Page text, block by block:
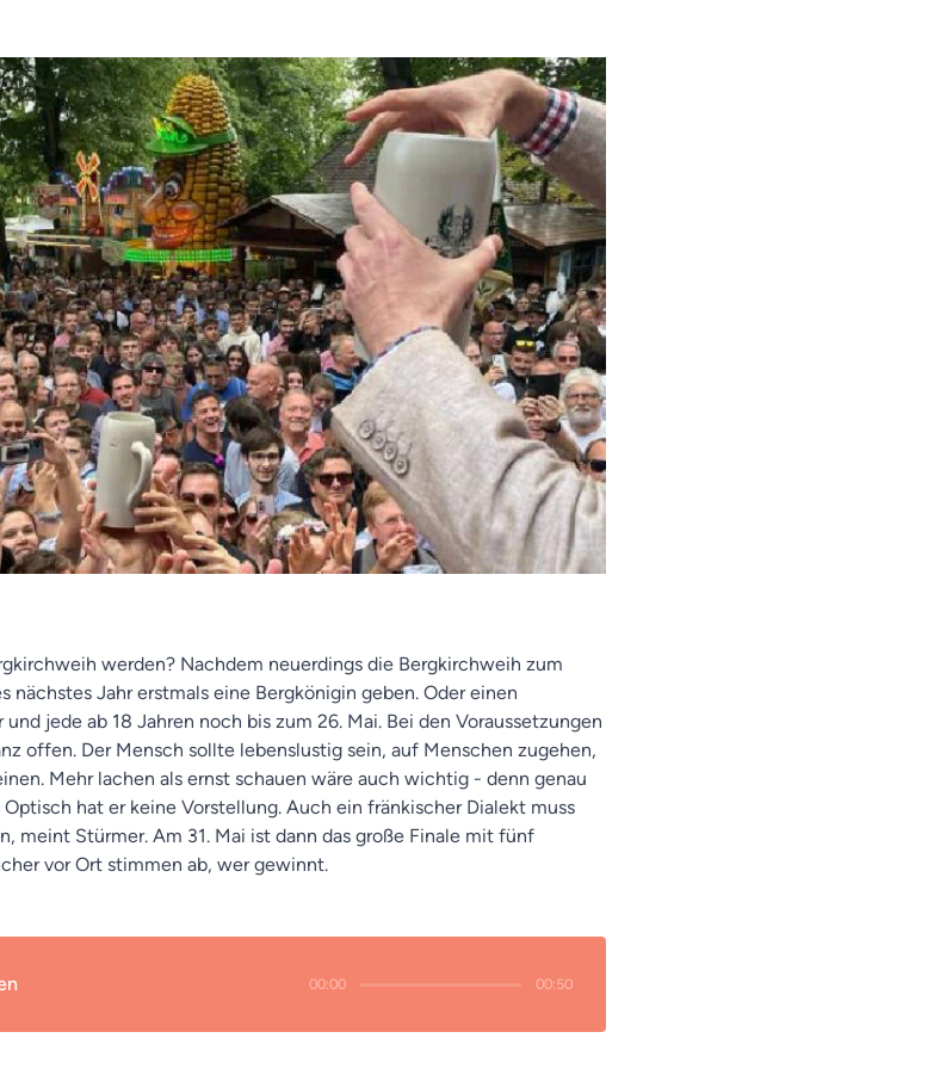
werden? Nachdem neuerdings die Bergkirchweih zum
nächstes Jahr erstmals eine Bergkönigin geben. Oder einen
jede ab 18 Jahren noch bis zum 26. Mai. Bei den Voraussetzungen
offen. Der Mensch sollte lebenslustig sein, auf Menschen zugehen,
Mehr lachen als ernst schauen wäre auch wichtig - denn genau
hat er keine Vorstellung. Auch ein fränkischer Dialekt muss
meint Stürmer. Am 31. Mai ist dann das große Finale mit fünf
vor Ort stimmen ab, wer gewinnt.
00:00 00:50